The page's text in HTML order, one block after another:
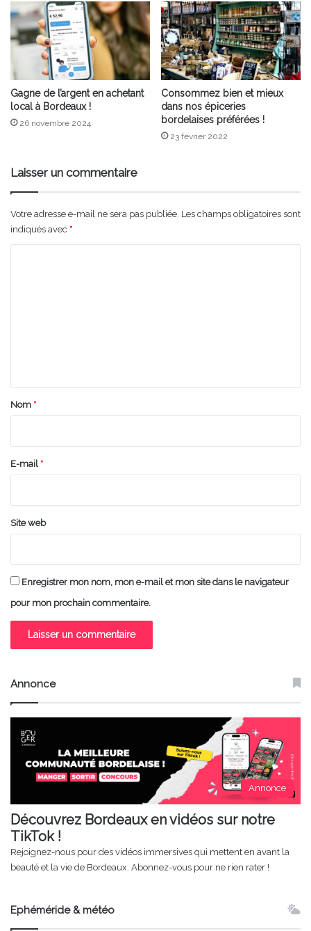
Gagne de l’argent en achetant
local à Bordeaux !
26 novembre 2024
Consommez bien et mieux
dans nos épiceries
bordelaises préférées !
23 février 2022
Laisser un commentaire
Votre adresse e-mail ne sera pas publiée. Les champs obligatoires sont
indiqués avec *
a
e
Nom *
E-mail *
Site web
Enregistrer mon nom, mon e-mail et mon site dans le navigateur
pour mon prochain commentaire.
Annonce
Annonce
Découvrez Bordeaux en vidéos sur notre
TikTok !
Rejoignez-nous pour des vidéos immersives qui mettent en avant la
beauté et la vie de Bordeaux. Abonnez-vous pour ne rien rater !
Ephéméride & météo